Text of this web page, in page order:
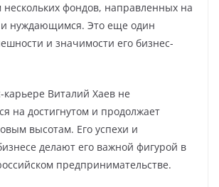
нескольких фондов, направленных на
нуждающимся. Это еще один
и значимости его бизнес-
карьере Виталий Хаев не
на достигнутом и продолжает
высотам. Его успехи и
делают его важной фигурой в
предпринимательстве.